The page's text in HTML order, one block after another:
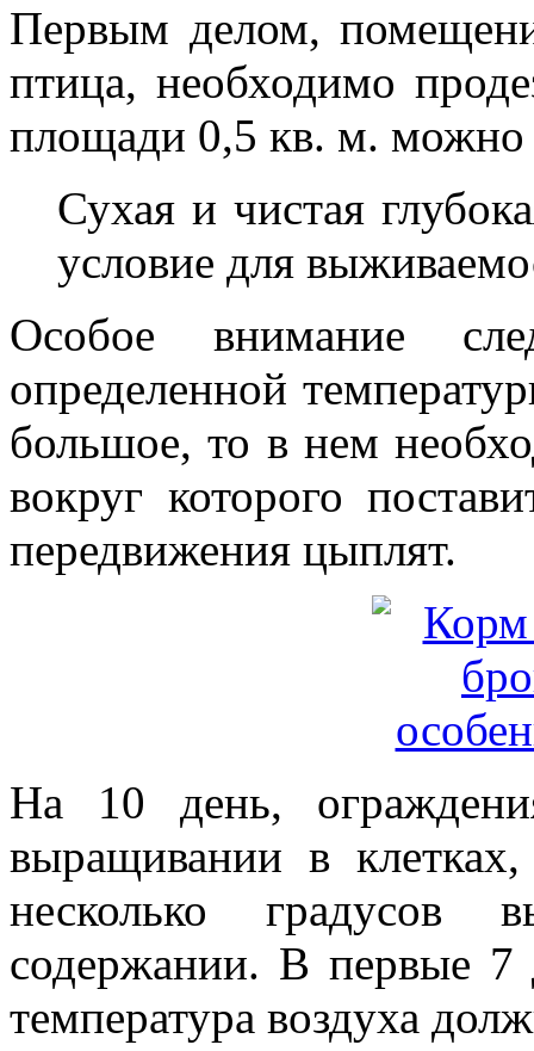
Первым делом,
птица, необходимо
площади 0,5 кв. м. можно
Сухая и чистая
условие для
Особое внимание
определенной
большое, то в нем
вокруг которого
передвижения цыплят.
На 10 день,
выращивании в
несколько
содержании. В первые 7
температура воздуха